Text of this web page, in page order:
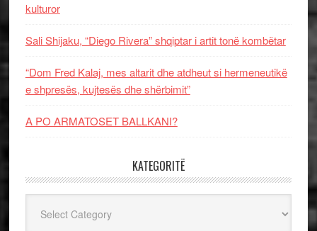
kulturor
Sali Shijaku, “Diego Rivera” shqiptar i artit tonë kombëtar
“Dom Fred Kalaj, mes altarit dhe atdheut si hermeneutikë
e shpresës, kujtesës dhe shërbimit”
A PO ARMATOSET BALLKANI?
KATEGORITË